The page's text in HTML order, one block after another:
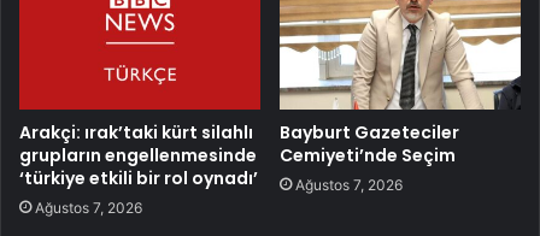
Arakçi: ırak’taki kürt silahlı
grupların engellenmesinde
‘türkiye etkili bir rol oynadı’
Ağustos 7, 2026
Bayburt Gazeteciler
Cemiyeti’nde Seçim
Ağustos 7, 2026